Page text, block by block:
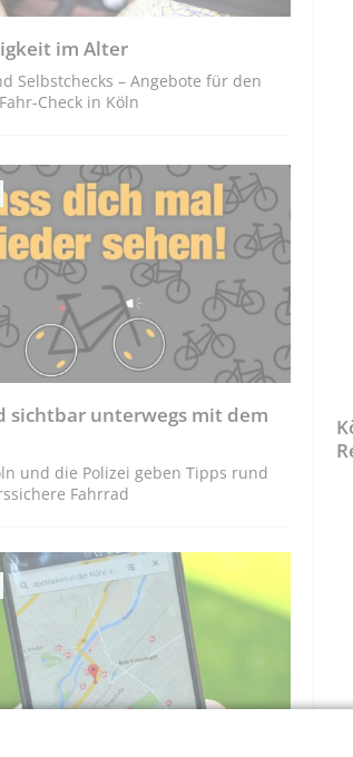
im Alter
Selbstchecks – Angebote für den
Check in Köln
sichtbar unterwegs mit dem
und die Polizei geben Tipps rund
Fahrrad